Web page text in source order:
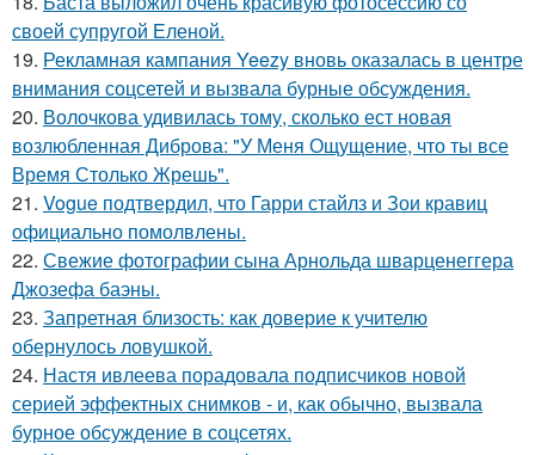
своей супругой Еленой.
19. Рекламная кампания Yeezy вновь оказалась в центре
внимания соцсетей и вызвала бурные обсуждения.
20. Волочкова удивилась тому, сколько ест новая
возлюбленная Диброва: "У Меня Ощущение, что ты все
Время Столько Жрешь".
21. Vogue подтвердил, что Гарри стайлз и Зои кравиц
официально помолвлены.
22. Свежие фотографии сына Арнольда шварценеггера
Джозефа баэны.
23. Запретная близость: как доверие к учителю
обернулось ловушкой.
24. Настя ивлеева порадовала подписчиков новой
серией эффектных снимков - и, как обычно, вызвала
бурное обсуждение в соцсетях.